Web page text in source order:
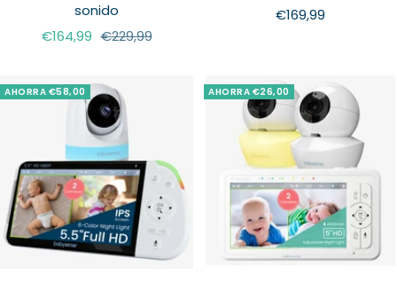
sonido
Precio
€164,99 Precio
€229,99
Precio
€169,99
AHORRA €58,00 AHORRA €26,00